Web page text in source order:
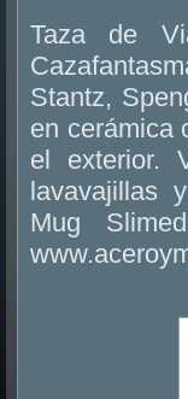
Taza de
Stantz,
en cerámica
el exterior.
lavavajillas
Mug